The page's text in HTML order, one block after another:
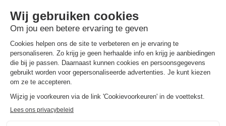
bevallen. Het zonnige terras biedt een prachtig uitzicht op het
park en is de perfecte plek om de dag af te sluiten met een
drankje.
Omgeving van Recreatiepark 't Winkel
De omgeving van Recreatiepark 't Winkel is vol ontdekkingen.
De adembenemende natuur ligt op een paar minuten afstand